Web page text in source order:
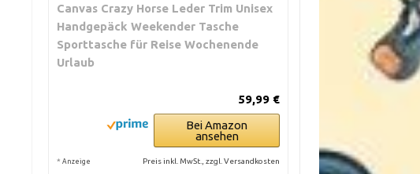
Canvas Crazy Horse Leder Trim Unisex
Handgepäck Weekender Tasche
Sporttasche für Reise Wochenende
Urlaub
59,99 €
Bei Amazon
ansehen
* Anzeige Preis inkl. MwSt., zzgl. Versandkosten